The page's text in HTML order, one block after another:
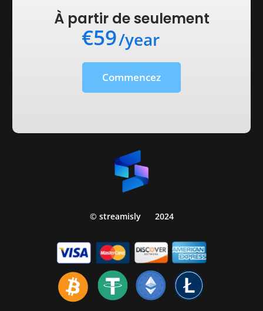
À partir de seulement
€59/year
Commencez
© streamisly 2024